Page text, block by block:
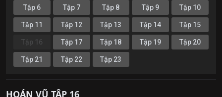
Tập 6 Tập 7 Tập 8 Tập 9 Tập 10
Tập 11 Tập 12 Tập 13 Tập 14 Tập 15
Tập 16 Tập 17 Tập 18 Tập 19 Tập 20
Tập 21 Tập 22 Tập 23
HOÁN VŨ TẬP 16